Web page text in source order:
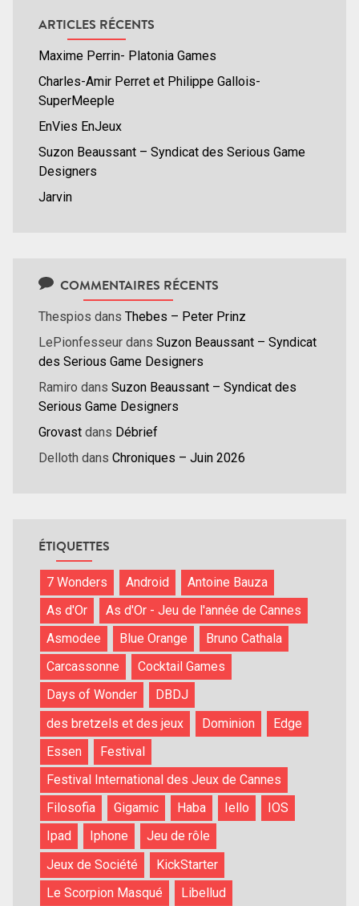
ARTICLES RÉCENTS
Maxime Perrin- Platonia Games
Charles-Amir Perret et Philippe Gallois-
SuperMeeple
EnVies EnJeux
Suzon Beaussant – Syndicat des Serious Game
Designers
Jarvin
COMMENTAIRES RÉCENTS
Thespios dans Thebes – Peter Prinz
LePionfesseur dans Suzon Beaussant – Syndicat
des Serious Game Designers
Ramiro dans Suzon Beaussant – Syndicat des
Serious Game Designers
Grovast dans Débrief
Delloth dans Chroniques – Juin 2026
ÉTIQUETTES
7 Wonders Android
Antoine Bauza
As d'Or
As d'Or - Jeu de l'année de Cannes
Asmodee
Blue Orange
Bruno Cathala
Carcassonne
Cocktail Games
Days of Wonder
DBDJ
des bretzels et des jeux
Dominion
Edge
Essen
Festival
Festival International des Jeux de Cannes
Filosofia
Gigamic Haba Iello
IOS
Ipad
Iphone
Jeu de rôle
Jeux de Société
KickStarter
Le Scorpion Masqué
Libellud